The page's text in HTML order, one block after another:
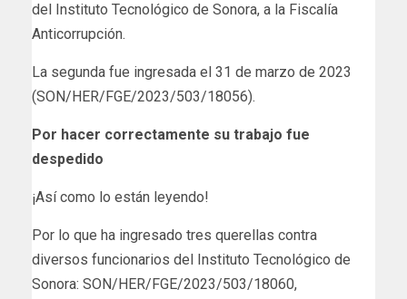
del Instituto Tecnológico de Sonora, a la Fiscalía
Anticorrupción.
La segunda fue ingresada el 31 de marzo de 2023
(SON/HER/FGE/2023/503/18056).
Por hacer correctamente su trabajo fue
despedido
¡Así como lo están leyendo!
Por lo que ha ingresado tres querellas contra
diversos funcionarios del Instituto Tecnológico de
Sonora: SON/HER/FGE/2023/503/18060,